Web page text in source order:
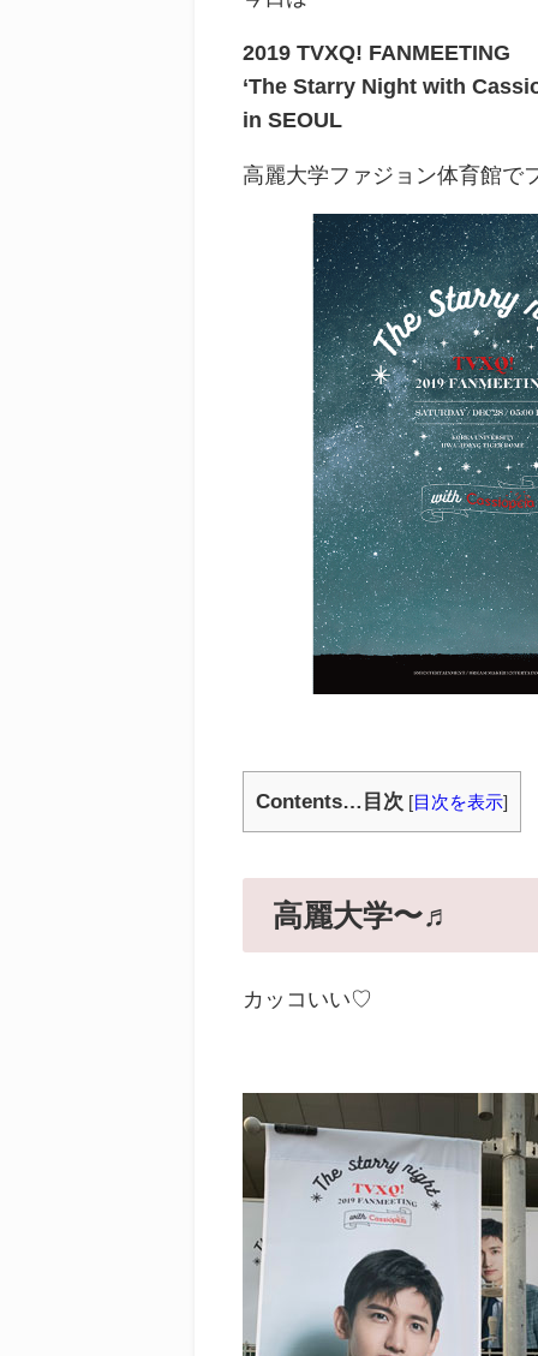
2019 TVXQ! FANMEETING
‘The Starry Night with
in SEOUL
高麗大学ファジョン体育館で
Contents…目次 [ 目次を表示]
高麗大学〜♬
カッコいい♡